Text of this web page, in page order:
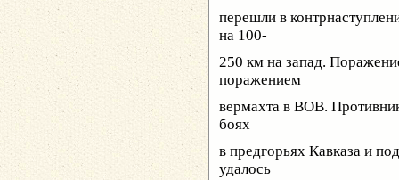
перешли в
на 100-
250 км на запад.
поражением
вермахта в ВОВ.
боях
в предгорьях Кавказа и
удалось